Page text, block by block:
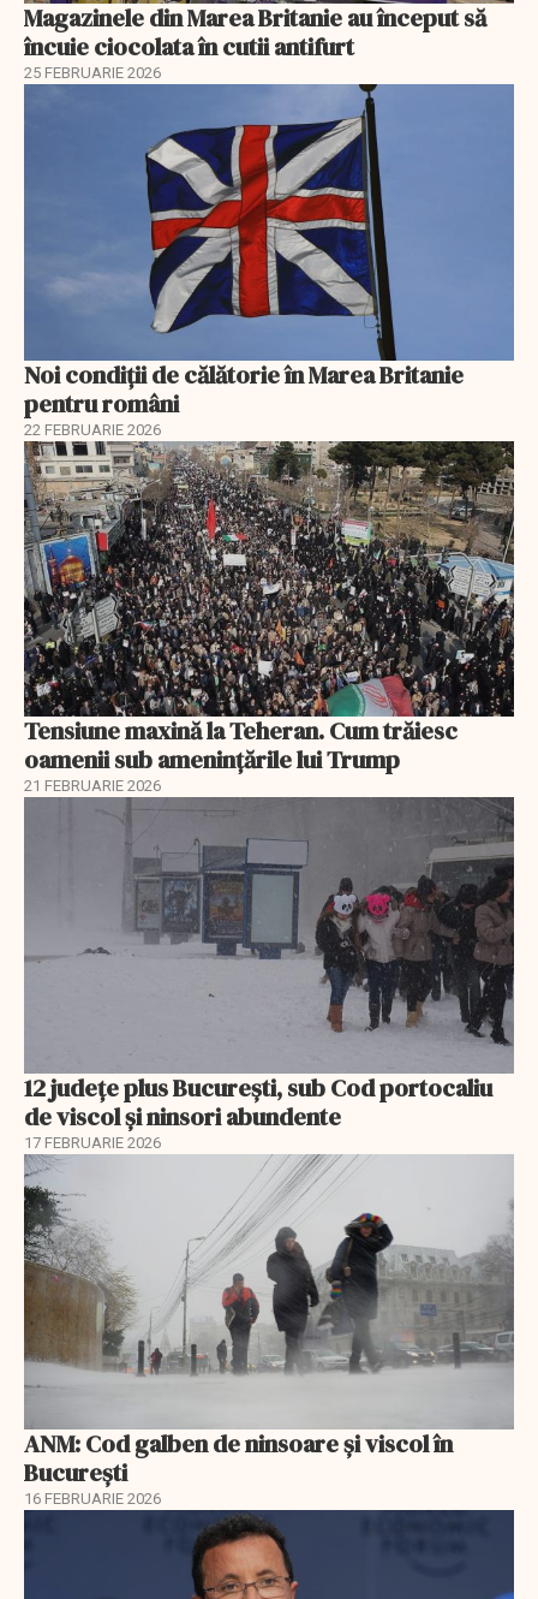
Magazinele din Marea Britanie au început să
încuie ciocolata în cutii antifurt
25 FEBRUARIE 2026
Noi condiții de călătorie în Marea Britanie
pentru români
22 FEBRUARIE 2026
Tensiune maxină la Teheran. Cum trăiesc
oamenii sub amenințările lui Trump
21 FEBRUARIE 2026
12 județe plus București, sub Cod portocaliu
de viscol și ninsori abundente
17 FEBRUARIE 2026
ANM: Cod galben de ninsoare și viscol în
București
16 FEBRUARIE 2026